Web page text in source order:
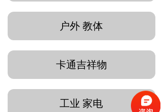
工业 家电
户外 教体
卡通吉祥物